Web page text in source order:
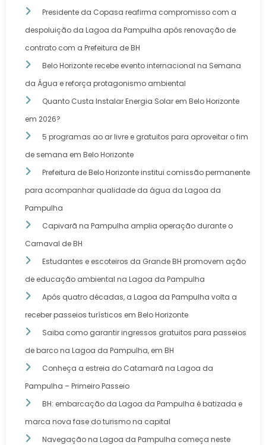
Presidente da Copasa reafirma compromisso com a
despoluição da Lagoa da Pampulha após renovação de
contrato com a Prefeitura de BH
Belo Horizonte recebe evento internacional na Semana
da Água e reforça protagonismo ambiental
Quanto Custa Instalar Energia Solar em Belo Horizonte
em 2026?
5 programas ao ar livre e gratuitos para aproveitar o fim
de semana em Belo Horizonte
Prefeitura de Belo Horizonte institui comissão permanente
para acompanhar qualidade da água da Lagoa da
Pampulha
Capivarã na Pampulha amplia operação durante o
Carnaval de BH
Estudantes e escoteiros da Grande BH promovem ação
de educação ambiental na Lagoa da Pampulha
Após quatro décadas, a Lagoa da Pampulha volta a
receber passeios turísticos em Belo Horizonte
Saiba como garantir ingressos gratuitos para passeios
de barco na Lagoa da Pampulha, em BH
Conheça a estreia do Catamarã na Lagoa da
Pampulha – Primeiro Passeio
BH: embarcação da Lagoa da Pampulha é batizada e
marca nova fase do turismo na capital
Navegação na Lagoa da Pampulha começa neste